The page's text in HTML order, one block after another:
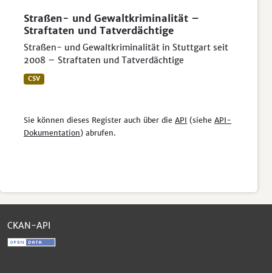
Straßen- und Gewaltkriminalität –
Straftaten und Tatverdächtige
Straßen- und Gewaltkriminalität in Stuttgart seit
2008 – Straftaten und Tatverdächtige
CSV
Sie können dieses Register auch über die API (siehe API-
Dokumentation) abrufen.
CKAN-API